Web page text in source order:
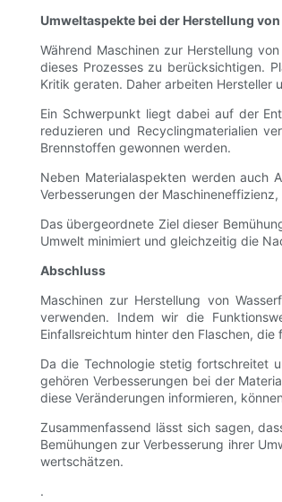
Umweltaspekte bei der Herstellung
Während Maschinen zur Herstellung
dieses Prozesses zu berücksichtigen.
Kritik geraten. Daher arbeiten Hersteller
Ein Schwerpunkt liegt dabei auf der
reduzieren und Recyclingmaterialien
Brennstoffen gewonnen werden.
Neben Materialaspekten werden auch
Verbesserungen der
Das übergeordnete Ziel dieser
Umwelt minimiert und gleichzeitig die
Abschluss
Maschinen zur Herstellung von
verwenden. Indem wir die
Einfallsreichtum hinter den Flaschen,
Da die Technologie stetig fortschreitet
gehören Verbesserungen bei der
diese Veränderungen informieren,
Zusammenfassend lässt sich sagen,
Bemühungen zur Verbesserung ihrer
wertschätzen.
.